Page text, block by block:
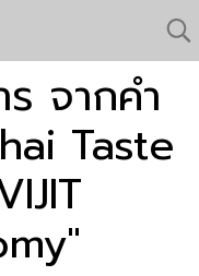
จากคำ
Taste